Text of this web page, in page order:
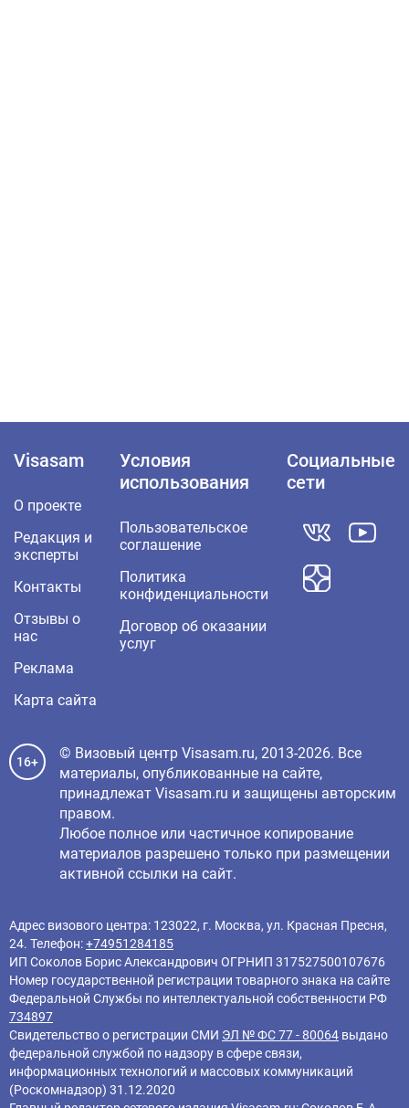
Visasam
О проекте
Редакция и
эксперты
Контакты
Отзывы о
нас
Реклама
Карта сайта
Условия
использования
Пользовательское
соглашение
Политика
конфиденциальности
Договор об оказании
услуг
Социальные
сети
16+
© Визовый центр Visasam.ru, 2013-2026. Все
материалы, опубликованные на сайте,
принадлежат Visasam.ru и защищены авторским
правом.
Любое полное или частичное копирование
материалов разрешено только при размещении
активной ссылки на сайт.
Адрес визового центра: 123022, г. Москва, ул. Красная Пресня,
24. Телефон:+74951284185
ИП Соколов Борис Александрович ОГРНИП 317527500107676
Номер государственной регистрации товарного знака на сайте
Федеральной Службы по интеллектуальной собственности РФ
734897
Свидетельство о регистрации СМИ ЭЛ № ФС 77 - 80064 выдано
федеральной службой по надзору в сфере связи,
информационных технологий и массовых коммуникаций
(Роскомнадзор) 31.12.2020